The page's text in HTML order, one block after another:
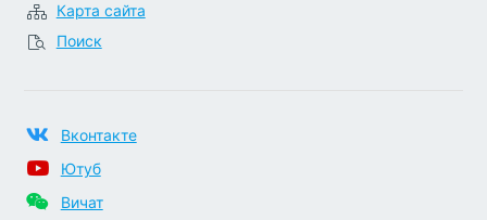
Карта сайта
Поиск
Вконтакте
Ютуб
Вичат